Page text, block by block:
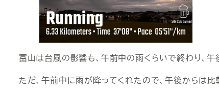
富山は台風の影響も、午前中の雨くらいで終わり、
ただ、午前中に雨が降ってくれたので、午後からは比